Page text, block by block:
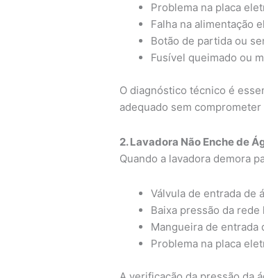
Problema na placa
Falha na alimentação
Botão de partida ou
Fusível queimado ou
O diagnóstico técnico é
adequado sem
2. Lavadora Não Enche de
Quando a lavadora demora
Válvula de entrada de
Baixa pressão da rede
Mangueira de entrada
Problema na placa